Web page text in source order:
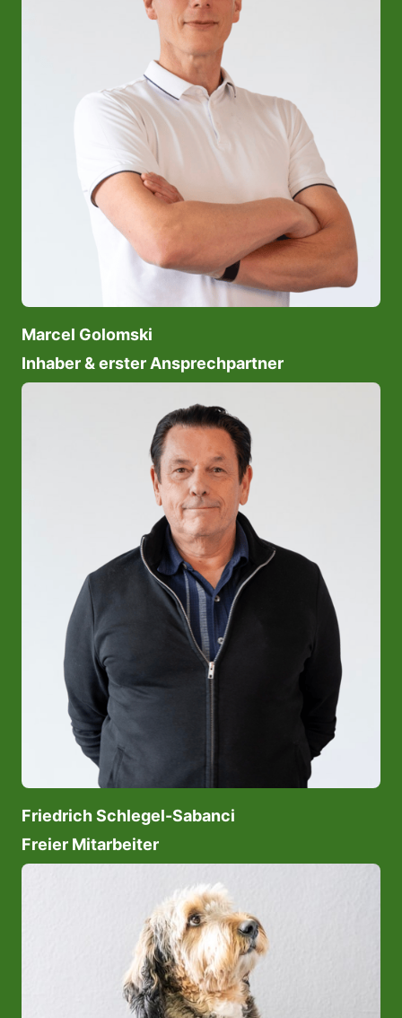
Marcel Golomski
Inhaber & erster Ansprechpartner
Friedrich Schlegel-Sabanci
Freier Mitarbeiter